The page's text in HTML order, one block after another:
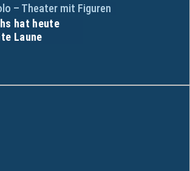
– Theater mit Figuren
hat heute
Laune